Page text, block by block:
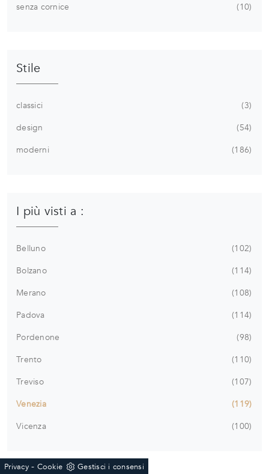
senza cornice
10
Stile
classici
3
design
54
moderni
186
I più visti a :
Belluno
102
Bolzano
114
Merano
108
Padova
114
Pordenone
98
Trento
110
Treviso
107
Venezia
119
Vicenza
100
Privacy- Cookie Gestisci i consensi